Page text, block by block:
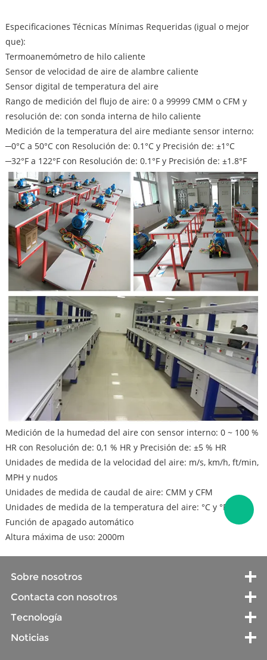
Especificaciones Técnicas Mínimas Requeridas (igual o mejor
que):
Termoanemómetro de hilo caliente
Sensor de velocidad de aire de alambre caliente
Sensor digital de temperatura del aire
Rango de medición del flujo de aire: 0 a 99999 CMM o CFM y
resolución de: con sonda interna de hilo caliente
Medición de la temperatura del aire mediante sensor interno:
─0°C a 50°C con Resolución de: 0.1°C y Precisión de: ±1°C
─32°F a 122°F con Resolución de: 0.1°F y Precisión de: ±1.8°F
Medición de la humedad del aire con sensor interno: 0 ~ 100 %
HR con Resolución de: 0,1 % HR y Precisión de: ±5 % HR
Unidades de medida de la velocidad del aire: m/s, km/h, ft/min,
MPH y nudos
Unidades de medida de caudal de aire: CMM y CFM
Unidades de medida de la temperatura del aire: °C y °F
Función de apagado automático
Altura máxima de uso: 2000m
Sobre nosotros
Contacta con nosotros
Tecnología
Noticias